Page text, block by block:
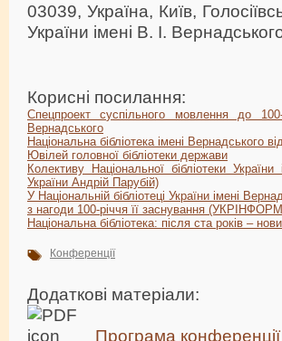
03039, Україна, Київ,
України імені В. І.
Корисні посилання:
Спецпроект суспільного мовлення до
Вернадського
Національна бібліотека імені Вернадського
Ювілей головної бібліотеки держави
Колективу Національної бібліотеки
України Андрій Парубій)
У Національній бібліотеці України імені
з нагоди 100-річчя її заснування
Національна бібліотека: після ста років –
Конференції
Додаткові матеріали:
Програма конференції